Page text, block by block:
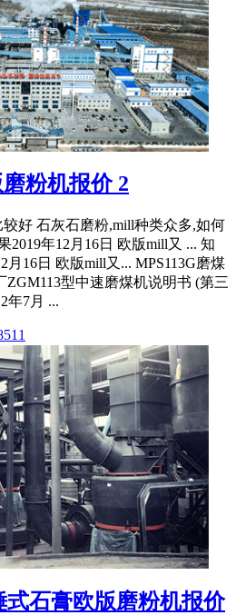
粉机报价 2
好 石灰石磨粉,mill种类众多,如何
2019年12月16日 欧版mill又 ... 知
月16日 欧版mill又... MPS113G磨煤
ZGM113型中速磨煤机说明书 (第三
年7月 ...
石膏欧版磨粉机报价